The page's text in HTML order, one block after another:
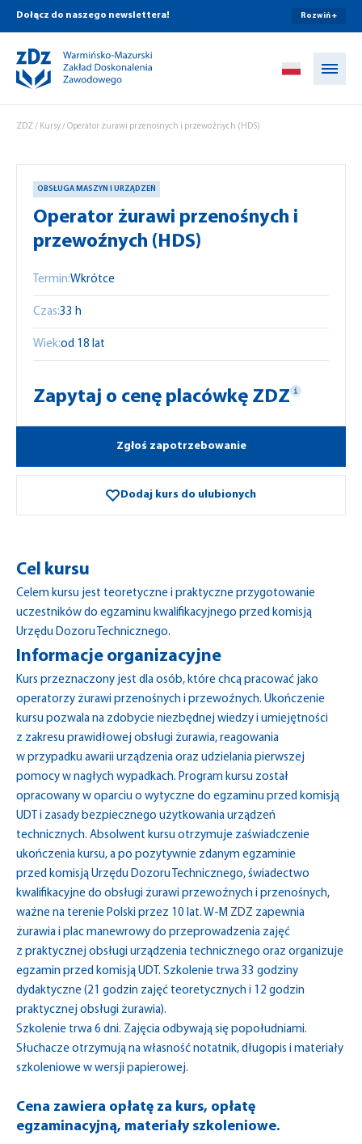
Dołącz do naszego newslettera! Rozwiń +
ZDZ/ Kursy/ Operator żurawi przenośnych i przewoźnych (HDS)
OBSŁUGA MASZYN I URZĄDZEŃ
Operator żurawi przenośnych i
przewoźnych (HDS)
Termin:Wkrótce
Czas:33 h
Wiek:od 18 lat
Zapytaj o cenę placówkę ZDZ
Zgłoś zapotrzebowanie
Dodaj kurs do ulubionych
Cel kursu
Celem kursu jest teoretyczne i praktyczne przygotowanie
uczestników do egzaminu kwalifikacyjnego przed komisją
Urzędu Dozoru Technicznego.
Informacje organizacyjne
Kurs przeznaczony jest dla osób, które chcą pracować jako
operatorzy żurawi przenośnych i przewoźnych. Ukończenie
kursu pozwala na zdobycie niezbędnej wiedzy i umiejętności
z zakresu prawidłowej obsługi żurawia, reagowania
w przypadku awarii urządzenia oraz udzielania pierwszej
pomocy w nagłych wypadkach. Program kursu został
opracowany w oparciu o wytyczne do egzaminu przed komisją
UDT i zasady bezpiecznego użytkowania urządzeń
technicznych. Absolwent kursu otrzymuje zaświadczenie
ukończenia kursu, a po pozytywnie zdanym egzaminie
przed komisją Urzędu Dozoru Technicznego, świadectwo
kwalifikacyjne do obsługi żurawi przewoźnych i przenośnych,
ważne na terenie Polski przez 10 lat. W-M ZDZ zapewnia
żurawia i plac manewrowy do przeprowadzenia zajęć
z praktycznej obsługi urządzenia technicznego oraz organizuje
egzamin przed komisją UDT. Szkolenie trwa 33 godziny
dydaktyczne (21 godzin zajęć teoretycznych i 12 godzin
praktycznej obsługi żurawia).
Szkolenie trwa 6 dni. Zajęcia odbywają się popołudniami.
Słuchacze otrzymują na własność notatnik, długopis i materiały
szkoleniowe w wersji papierowej.
Cena zawiera opłatę za kurs, opłatę
egzaminacyjną, materiały szkoleniowe.